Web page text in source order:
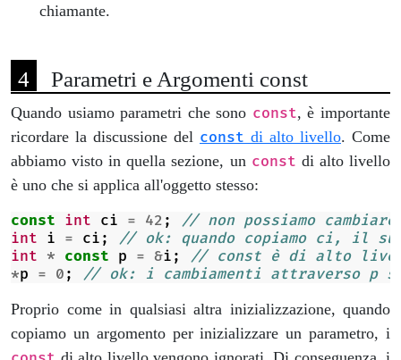
chiamante.
Parametri e Argomenti const
Quando usiamo parametri che sono const, è importante
ricordare la discussione del const di alto livello. Come
abbiamo visto in quella sezione, un const di alto livello
è uno che si applica all'oggetto stesso:
const int ci = 42 ;
// non possiamo
int i = ci ;
// ok: quando copiamo ci, il
int * const p = &i ;
// const è di alto
*p = 0 ;
// ok: i cambiamenti attraverso p
Proprio come in qualsiasi altra inizializzazione, quando
copiamo un argomento per inizializzare un parametro, i